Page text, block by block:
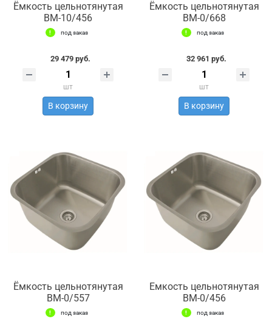
Ёмкость цельнотянутая
ВМ-10/456
под заказ
29 479 руб.
шт
В корзину
Ёмкость цельнотянутая
ВМ-0/668
под заказ
32 961 руб.
шт
В корзину
Ёмкость цельнотянутая
ВМ-0/557
под заказ
Емкость цельнотянутая
ВМ-0/456
под заказ